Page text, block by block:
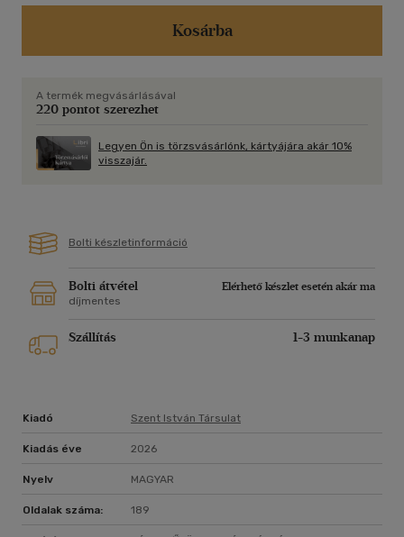
Kosárba
A termék megvásárlásával
220 pontot szerezhet
Legyen Ön is törzsvásárlónk, kártyájára akár 10%
visszajár.
Bolti készletinformáció
Bolti átvétel
Elérhető készlet esetén akár ma
díjmentes
Szállítás 1-3 munkanap
Kiadó Szent István Társulat
Kiadás éve 2026
Nyelv MAGYAR
Oldalak száma: 189